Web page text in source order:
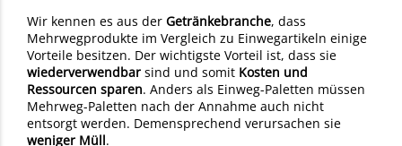
Wir kennen es aus der Getränkebranche, dass
Mehrwegprodukte im Vergleich zu Einwegartikeln einige
Vorteile besitzen. Der wichtigste Vorteil ist, dass sie
wiederverwendbar sind und somit Kosten und
Ressourcen sparen. Anders als Einweg-Paletten müssen
Mehrweg-Paletten nach der Annahme auch nicht
entsorgt werden. Demensprechend verursachen sie
weniger Müll.